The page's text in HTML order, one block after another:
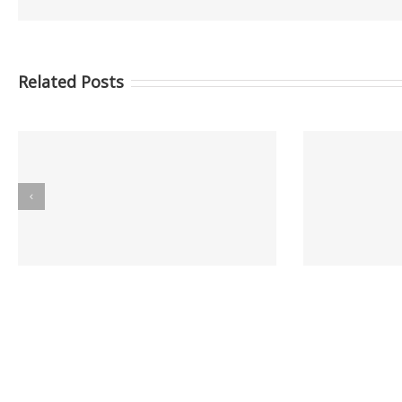
Related Posts